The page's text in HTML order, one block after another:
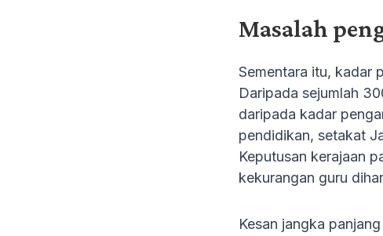
Masalah
Sementara itu, kadar
Daripada sejumlah
daripada kadar
pendidikan, setakat
Keputusan kerajaan
kekurangan guru
Kesan jangka